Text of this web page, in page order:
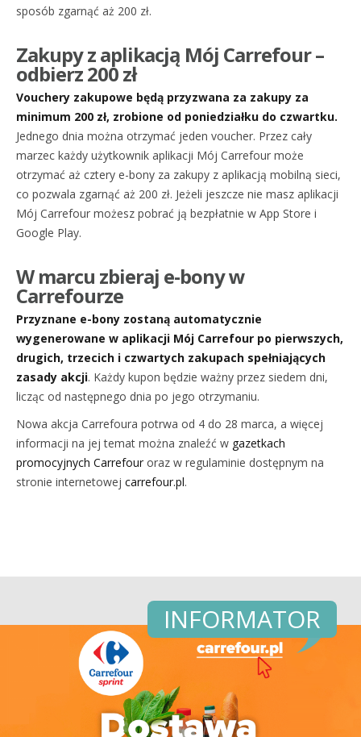
sposób zgarnąć aż 200 zł.
Zakupy z aplikacją Mój Carrefour –
odbierz 200 zł
Vouchery zakupowe będą przyzwana za zakupy za
minimum 200 zł, zrobione od poniedziałku do czwartku.
Jednego dnia można otrzymać jeden voucher. Przez cały
marzec każdy użytkownik aplikacji Mój Carrefour może
otrzymać aż cztery e-bony za zakupy z aplikacją mobilną sieci,
co pozwala zgarnąć aż 200 zł. Jeżeli jeszcze nie masz aplikacji
Mój Carrefour możesz pobrać ją bezpłatnie w App Store i
Google Play.
W marcu zbieraj e-bony w
Carrefourze
Przyznane e-bony zostaną automatycznie
wygenerowane w aplikacji Mój Carrefour po pierwszych,
drugich, trzecich i czwartych zakupach spełniających
zasady akcji. Każdy kupon będzie ważny przez siedem dni,
licząc od następnego dnia po jego otrzymaniu.
Nowa akcja Carrefoura potrwa od 4 do 28 marca, a więcej
informacji na jej temat można znaleźć w gazetkach
promocyjnych Carrefour oraz w regulaminie dostępnym na
stronie internetowej carrefour.pl.
INFORMATOR